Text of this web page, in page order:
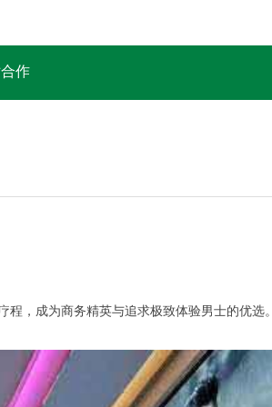
作
，成为商务精英与追求极致体验男士的优选。